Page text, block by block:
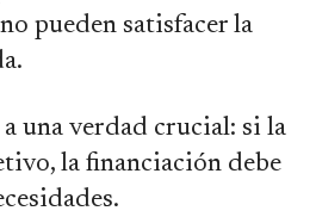
pueden satisfacer la
una verdad crucial: si la
la financiación debe